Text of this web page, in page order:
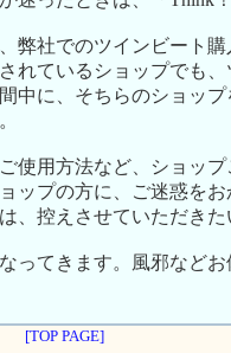
弊社でのツインビート
れているショップでも
中に、そちらのショッ
使用方法など、ショッ
ップの方に、ご迷惑を
、控えさせていただき
ってきます。風邪など
[TOP PAGE]